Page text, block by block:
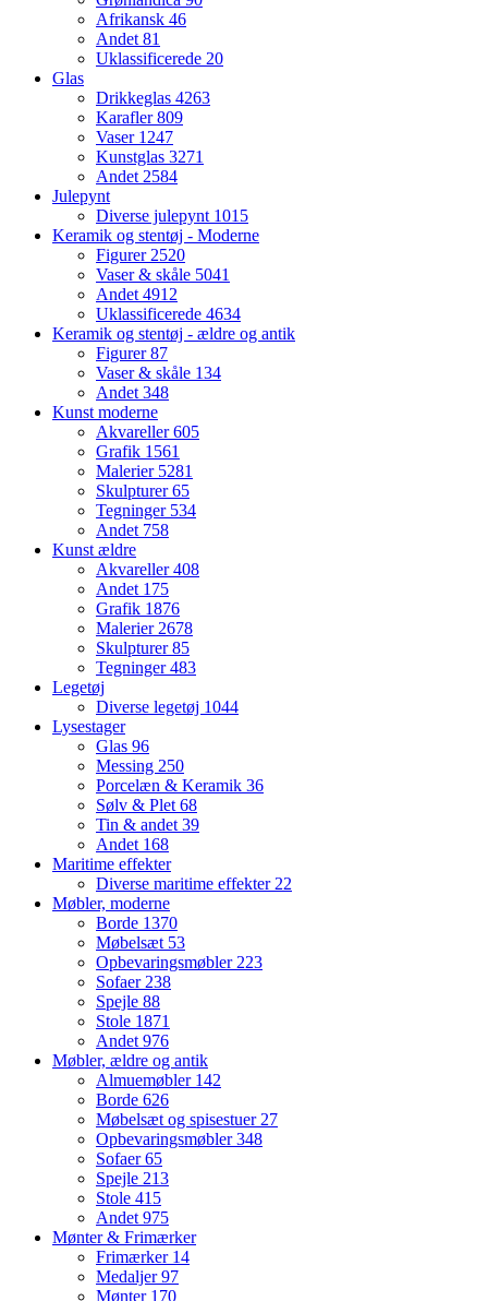
Afrikansk 46
Andet 81
Uklassificerede 20
Glas
Drikkeglas 4263
Karafler809
Vaser 1247
Kunstglas 3271
Andet 2584
Julepynt
Diverse julepynt 1015
Keramik og stentøj - Moderne
Figurer 2520
Vaser & skåle 5041
Andet 4912
Uklassificerede 4634
Keramik og stentøj - ældre og antik
Figurer87
Vaser & skåle 134
Andet 348
Kunst moderne
Akvareller605
Grafik 1561
Malerier 5281
Skulpturer65
Tegninger 534
Andet 758
Kunst ældre
Akvareller408
Andet 175
Grafik 1876
Malerier 2678
Skulpturer85
Tegninger483
Legetøj
Diverse legetøj 1044
Lysestager
Glas 96
Messing 250
Porcelæn & Keramik 36
Sølv & Plet 68
Tin & andet 39
Andet 168
Maritime effekter
Diverse maritime effekter 22
Møbler, moderne
Borde 1370
Møbelsæt 53
Opbevaringsmøbler 223
Sofaer 238
Spejle 88
Stole 1871
Andet 976
Møbler, ældre og antik
Almuemøbler 142
Borde 626
Møbelsæt og spisestuer 27
Opbevaringsmøbler348
Sofaer65
Spejle 213
Stole 415
Andet 975
Mønter & Frimærker
Frimærker 14
Medaljer97
Mønter 170